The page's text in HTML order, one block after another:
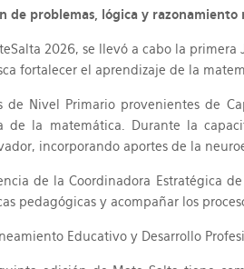
de problemas, lógica y razonamiento
2026, se llevó a cabo la
fortalecer el aprendizaje de la
de Nivel Primario provenientes de
de la matemática. Durante la
incorporando aportes de la
de la Coordinadora Estratégica
pedagógicas y acompañar los
Educativo y Desarrollo